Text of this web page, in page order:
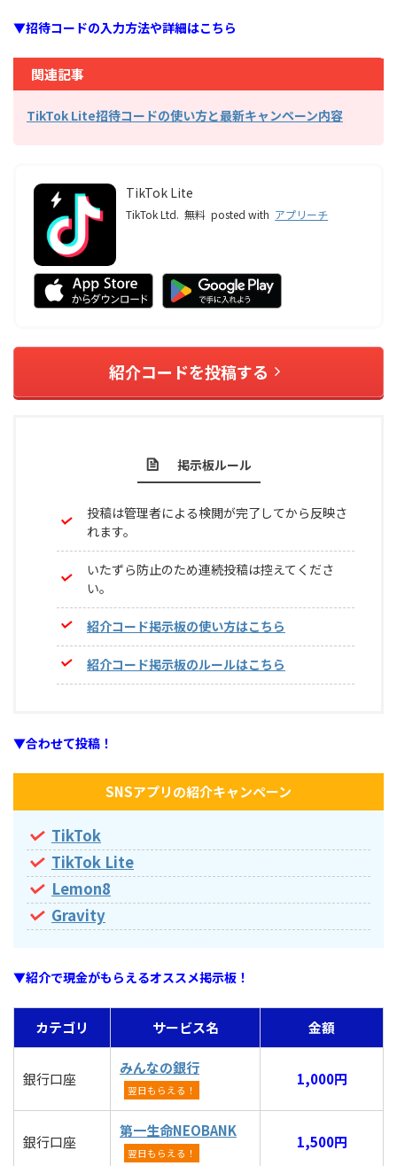
▼招待コードの入力方法や詳細はこちら
関連記事
TikTok Lite招待コードの使い方と最新キャンペーン内容
TikTok Lite
TikTok Ltd. 無料 posted with アプリーチ
紹介コードを投稿する
掲示板ルール
投稿は管理者による検閲が完了してから反映さ
れます。
いたずら防止のため連続投稿は控えてくださ
い。
紹介コード掲示板の使い方はこちら
紹介コード掲示板のルールはこちら
▼合わせて投稿！
SNSアプリの紹介キャンペーン
TikTok
TikTok Lite
Lemon8
Gravity
▼紹介で現金がもらえるオススメ掲示板！
カテゴリ サービス名 金額
銀行口座
みんなの銀行
翌日もらえる！
1,000円
銀行口座
第一生命NEOBANK
翌日もらえる！
1,500円